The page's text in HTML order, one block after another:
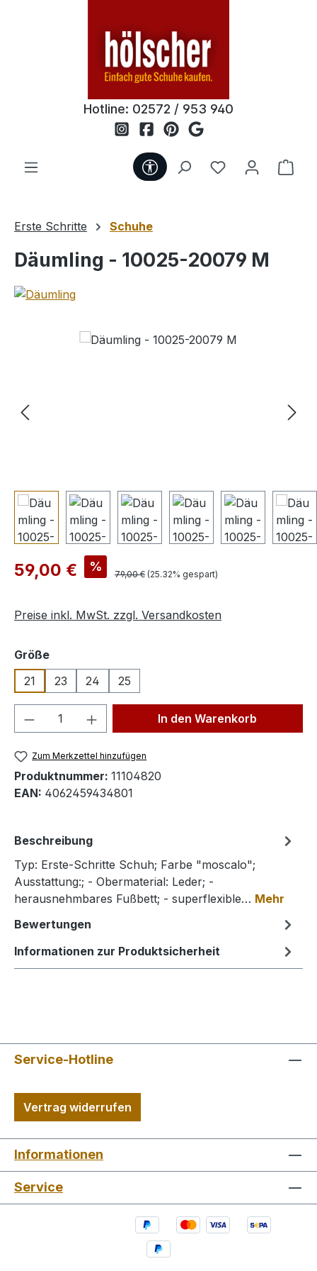
Hotline: 02572 / 953 940
Werkzeugleiste anzeigen
Du hast 0
Erste Schritte Schuhe
Däumling - 10025-20079 M
Bildergalerie überspringen
Verkaufspreis:
59,00 € % Regulärer Preis:
79,00 € (25.32% gespart)
Preise inkl. MwSt. zzgl. Versandkosten
Größeauswählen
21
23 24 25
Produkt Anzahl: Gib denIn den Warenkorb
Zum Merkzettel hinzufügen
Produktnummer: 11104820
EAN: 4062459434801
Beschreibung
Typ: Erste-Schritte Schuh; Farbe "moscalo";
Ausstattung:; - Obermaterial: Leder; -
herausnehmbares Fußbett; - superflexible… Mehr
Bewertungen
Informationen zur Produktsicherheit
Service-Hotline
Vertrag widerrufen
Informationen
Service